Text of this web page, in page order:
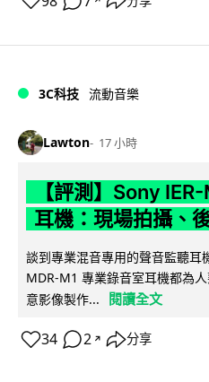
3C科技 流動音樂
Lawton 17 小時
【評測】Sony
耳機：現場拍攝、
談到專業混音專用的聲音監聽耳
MDR-M1 專業錄音室耳機都為
意影像製作...
閱讀全文
34 2 ↗ 分享